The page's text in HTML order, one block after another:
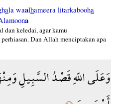
ala waalhameera litarkabooha
a
dan keledai, agar kamu
Dan Allah menciptakan apa
وَعَلَى اللّهِ قَصْدُ السَّبِيلِ